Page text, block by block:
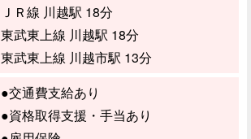
ＪＲ線 川越駅 18分
東武東上線 川越駅 18分
東武東上線 川越市駅 13分
●交通費支給あり
●資格取得支援・手当あり